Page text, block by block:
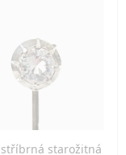
starožitná